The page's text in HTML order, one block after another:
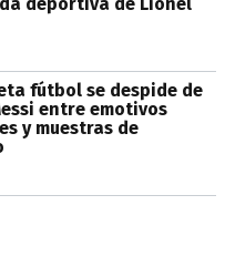
fútbol se despide de
entre emotivos
y muestras de